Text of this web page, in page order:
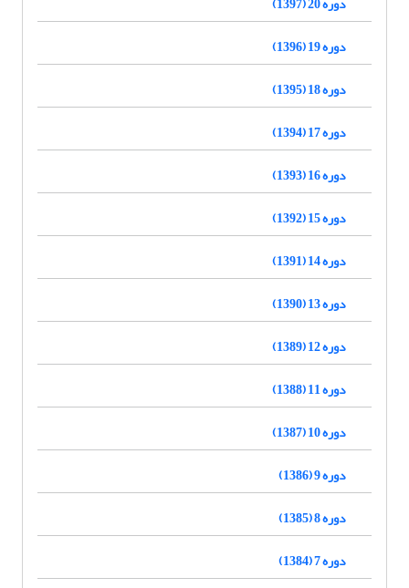
دوره 19 (1396)
دوره 18 (1395)
دوره 17 (1394)
دوره 16 (1393)
دوره 15 (1392)
دوره 14 (1391)
دوره 13 (1390)
دوره 12 (1389)
دوره 11 (1388)
دوره 10 (1387)
دوره 9 (1386)
دوره 8 (1385)
دوره 7 (1384)